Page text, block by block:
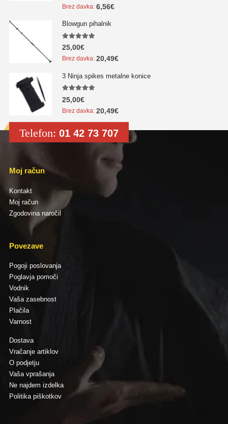
Brez davka: 6,56€
Blowgun pihalnik
5.00out of 5
25,00€
Brez davka: 20,49€
3 Ninja spikes metalne konice
5.00out of 5
25,00€
Brez davka: 20,49€
Telefon: 01 42 73 707
Moj račun
Kontakt
Moj račun
Zgodovina naročil
Povezave
Pogoji poslovanja
Poglavja pomoči
Vodnik
Vaša zasebnost
Plačila
Varnost
Dostava
Vračanje artiklov
O podjetju
Vaša vprašanja
Ne najdem izdelka
Politika piškotkov